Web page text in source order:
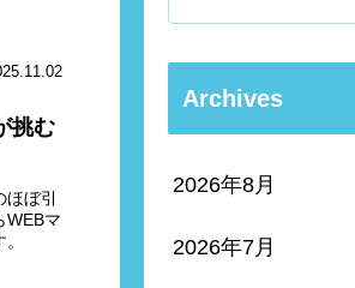
挑む
ほぼ引
WEBマ
Archives
2026年8月
2026年7月